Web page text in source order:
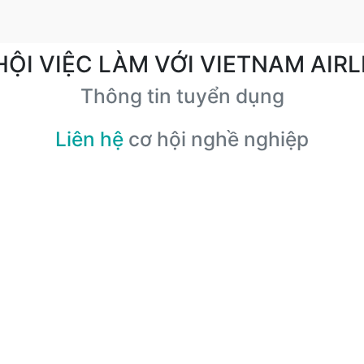
VIỆC LÀM VỚI VIETNAM
Thông tin tuyển dụng
Liên hệ cơ hội nghề nghiệp